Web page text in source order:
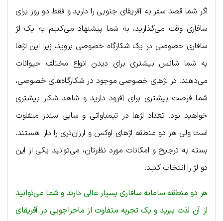
اگر شما قصد سفر به آفریقای جنوبی را دارید و فقط دو روز برای
سافاری وقت می‌گذارید، به شما پیشنهاد می‌کنیم به یک لژ
سافاری خصوصی در یک شکارگاه خصوصی بروید، زیرا این لژها
به شما شانس بیشتری برای دیدن انواع مختلف حیوانات
می‌دهند. در لژهای خصوصی موجود در شکارگاه‌های خصوصی،
شما فرصت بیشتری برای آفرود دارید و شاهد شکار بیشتری
خواهید بود. تعداد لژها در تیمباواتی و سابی سندز متفاوت
است ولی هر دو منطقه لژهای لوکس و ارزان‌تری را دارا هستند.
بسته به ترجیح و امکانات مورد نظرتان، می‌توانید یکی از این
دو لژ را انتخاب کنید.
هر دو منطقه سامانه سافاری بسیار عالی دارند و شما می‌توانید
از آن لذت ببرید و یک تجربه متفاوت از ماجراجویی در آفریقای